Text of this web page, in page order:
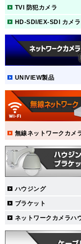
TVI 防犯カメラ
HD-SDI/EX-SDI カメラ
UNIVIEW製品
無線ネットワークカメ
ハウジング
ブラケット
ネットワークカメラハ